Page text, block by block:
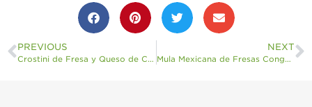
PREVIOUS
Crostini de Fresa y Queso de Cabra
NEXT
Mula Mexicana de Fresas Congeladas